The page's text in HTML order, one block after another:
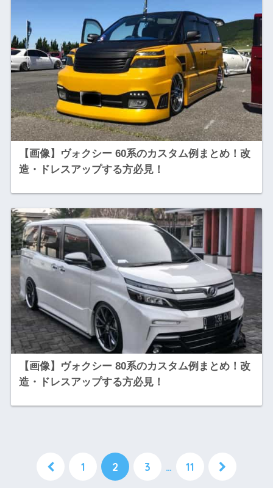
【画像】ヴォクシー 60系のカスタム例まとめ！改
造・ドレスアップする方必見！
【画像】ヴォクシー 80系のカスタム例まとめ！改
造・ドレスアップする方必見！
1 2 3 … 11